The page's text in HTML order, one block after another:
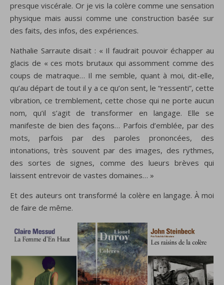
presque viscérale. Or je vis la colère comme une sensation
physique mais aussi comme une construction basée sur
des faits, des infos, des expériences.
Nathalie Sarraute disait : « Il faudrait pouvoir échapper au
glacis de « ces mots brutaux qui assomment comme des
coups de matraque… Il me semble, quant à moi, dit-elle,
qu’au départ de tout il y a ce qu’on sent, le “ressenti”, cette
vibration, ce tremblement, cette chose qui ne porte aucun
nom, qu’il s’agit de transformer en langage. Elle se
manifeste de bien des façons… Parfois d’emblée, par des
mots, parfois par des paroles prononcées, des
intonations, très souvent par des images, des rythmes,
des sortes de signes, comme des lueurs brèves qui
laissent entrevoir de vastes domaines… »
Et des auteurs ont transformé la colère en langage. À moi
de faire de même.